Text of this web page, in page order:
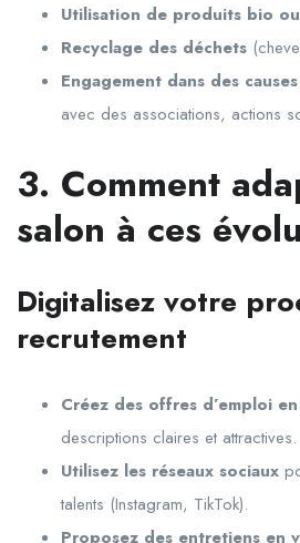
Utilisation de produits bio
Recyclage des déchets
Engagement dans des
avec des associations, actions
3. Comment
salon à ces
Digitalisez votre
recrutement
Créez des offres d’emploi
descriptions claires et attractives.
Utilisez les réseaux sociaux
talents (Instagram, TikTok).
Proposez des entretiens en